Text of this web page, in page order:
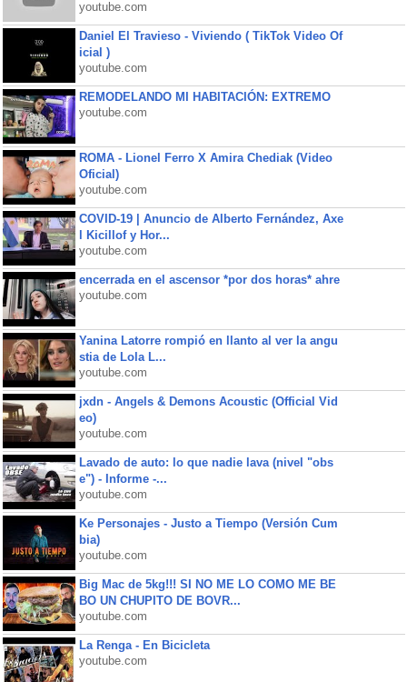
youtube.com
Daniel El Travieso - Viviendo ( TikTok Video Of
icial )
youtube.com
REMODELANDO MI HABITACIÓN: EXTREMO
youtube.com
ROMA - Lionel Ferro X Amira Chediak (Video
Oficial)
youtube.com
COVID-19 | Anuncio de Alberto Fernández, Axe
l Kicillof y Hor...
youtube.com
encerrada en el ascensor *por dos horas* ahre
youtube.com
Yanina Latorre rompió en llanto al ver la angu
stia de Lola L...
youtube.com
jxdn - Angels & Demons Acoustic (Official Vid
eo)
youtube.com
Lavado de auto: lo que nadie lava (nivel "obs
e") - Informe -...
youtube.com
Ke Personajes - Justo a Tiempo (Versión Cum
bia)
youtube.com
Big Mac de 5kg!!! SI NO ME LO COMO ME BE
BO UN CHUPITO DE BOVR...
youtube.com
La Renga - En Bicicleta
youtube.com